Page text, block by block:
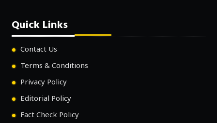
Quick Links
Contact Us
Terms & Conditions
Privacy Policy
Editorial Policy
Fact Check Policy